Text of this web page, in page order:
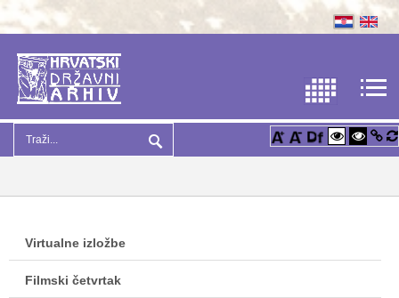
Virtualne izložbe
Filmski četvrtak